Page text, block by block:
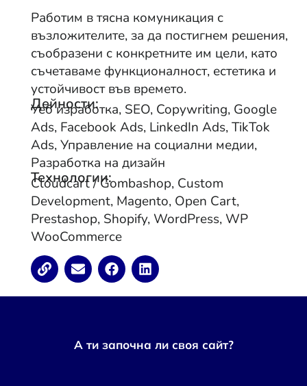
Работим в тясна комуникация с
възложителите, за да постигнем решения,
съобразени с конкретните им цели, като
съчетаваме функционалност, естетика и
устойчивост във времето.
Дейности:
Уеб изработка, SEO, Copywriting, Google
Ads, Facebook Ads, LinkedIn Ads, TikTok
Ads, Управление на социални медии,
Разработка на дизайн
Технологии:
Cloudcart / Gombashop, Custom
Development, Magento, Open Cart,
Prestashop, Shopify, WordPress, WP
WooCommerce
А ти започна ли своя сайт?